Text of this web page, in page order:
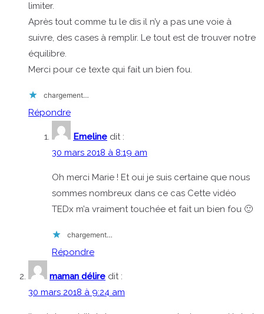
limiter.
Après tout comme tu le dis il n’y a pas une voie à
suivre, des cases à remplir. Le tout est de trouver notre
équilibre.
Merci pour ce texte qui fait un bien fou.
chargement…
Répondre
Emeline dit :
30 mars 2018 à 8:19 am
Oh merci Marie ! Et oui je suis certaine que nous
sommes nombreux dans ce cas Cette vidéo
TEDx m’a vraiment touchée et fait un bien fou 🙂
chargement…
Répondre
maman délire dit :
30 mars 2018 à 9:24 am